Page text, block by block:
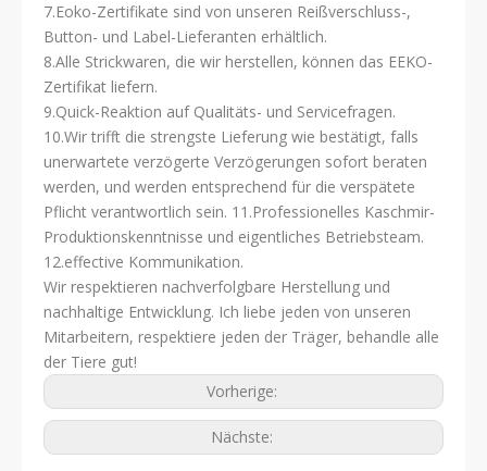
7.Eoko-Zertifikate sind von unseren Reißverschluss-,
Button- und Label-Lieferanten erhältlich.
8.Alle Strickwaren, die wir herstellen, können das EEKO-
Zertifikat liefern.
9.Quick-Reaktion auf Qualitäts- und Servicefragen.
10.Wir trifft die strengste Lieferung wie bestätigt, falls
unerwartete verzögerte Verzögerungen sofort beraten
werden, und werden entsprechend für die verspätete
Pflicht verantwortlich sein. 11.Professionelles Kaschmir-
Produktionskenntnisse und eigentliches Betriebsteam.
12.effective Kommunikation.
Wir respektieren nachverfolgbare Herstellung und
nachhaltige Entwicklung. Ich liebe jeden von unseren
Mitarbeitern, respektiere jeden der Träger, behandle alle
der Tiere gut!
Vorherige:
Nächste: